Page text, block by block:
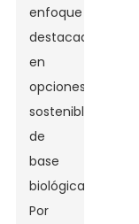
enfoque
destacado
en
opciones
sostenibles
de
base
biológica.
Por